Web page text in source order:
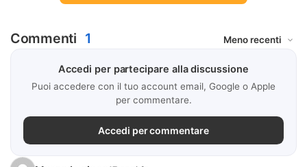
Commenti 1
Accedi per partecipare alla discussione
Puoi accedere con il tuo account email, Google o Apple
per commentare.
Accedi per commentare